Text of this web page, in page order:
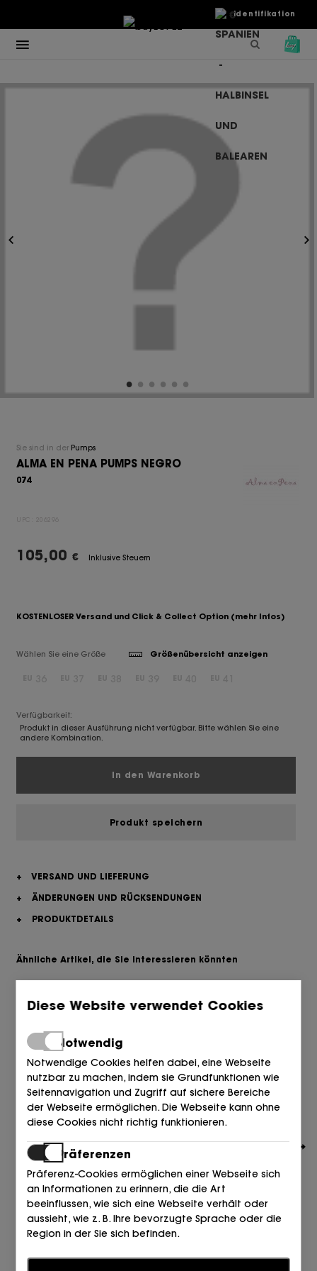
Identifikation
€
Sie sind in der Pumps
ALMA EN PENA PUMPS NEGRO
074
UPC:
105,00 € Inklusive Steuern
KOSTENLOSER Versand und Click & Collect Option (mehr Infos)
Wählen Sie eine Größe Größenübersicht anzeigen
Verfügbarkeit:
Produkt in dieser Ausführung nicht verfügbar. Bitte wählen Sie eine
andere Kombination.
In den Warenkorb
Produkt speichern
+
VERSAND UND LIEFERUNG
+
ÄNDERUNGEN UND RÜCKSENDUNGEN
+
PRODUKTDETAILS
Ähnliche Artikel, die Sie interessieren könnten
ALMA EN PENA
SALON 3 HEBILLAS ANTE NEGRO SCHWARZ
134,95€
Diese Website verwendet Cookies
Notwendig
Notwendige Cookies helfen dabei, eine Webseite
nutzbar zu machen, indem sie Grundfunktionen wie
Seitennavigation und Zugriff auf sichere Bereiche
der Webseite ermöglichen. Die Webseite kann ohne
diese Cookies nicht richtig funktionieren.
Präferenzen
Präferenz-Cookies ermöglichen einer Webseite sich
an Informationen zu erinnern, die die Art
beeinflussen, wie sich eine Webseite verhält oder
aussieht, wie z. B. Ihre bevorzugte Sprache oder die
Region in der Sie sich befinden.